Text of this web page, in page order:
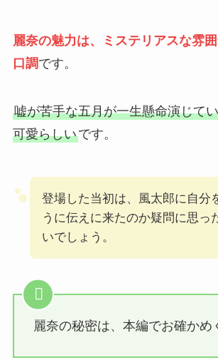
麗奈の魅力は、ミステリアスな雰
口調です。
嘘が苦手な五月が一生懸命演じて
可愛らしいです。
登場した当初は、風太郎に自分
うに伝えに来たのか疑問に思っ
いでしょう。
麗奈の秘密は、本編でお確かめ